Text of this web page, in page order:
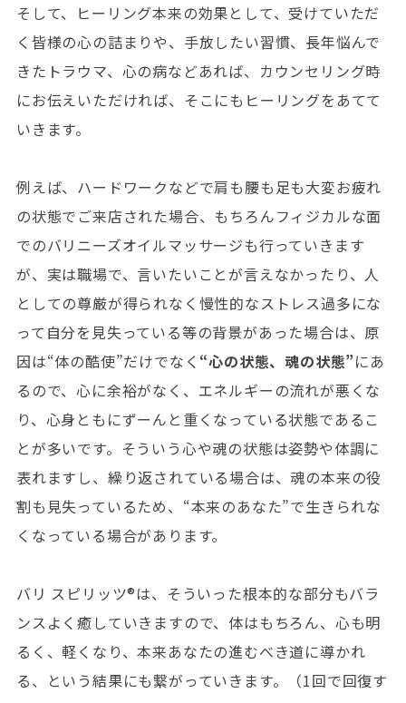
そして、ヒーリング本来の効果として、受けていただ
く皆様の心の詰まりや、手放したい習慣、長年悩んで
きたトラウマ、心の病などあれば、カウンセリング時
にお伝えいただければ、そこにもヒーリングをあてて
いきます。
例えば、ハードワークなどで肩も腰も足も大変お疲れ
の状態でご来店された場合、もちろんフィジカルな面
でのバリニーズオイルマッサージも行っていきます
が、実は職場で、言いたいことが言えなかったり、人
としての尊厳が得られなく慢性的なストレス過多にな
って自分を見失っている等の背景があった場合は、原
因は“体の酷使”だけでなく “心の状態、魂の状態”にあ
るので、心に余裕がなく、エネルギーの流れが悪くな
り、心身ともにずーんと重くなっている状態であるこ
とが多いです。そういう心や魂の状態は姿勢や体調に
表れますし、繰り返されている場合は、魂の本来の役
割も見失っているため、“本来のあなた”で生きられな
くなっている場合があります。
バリ スピリッツ®︎は、そういった根本的な部分もバラ
ンスよく癒していきますので、体はもちろん、心も明
るく、軽くなり、本来あなたの進むべき道に導かれ
る、という結果にも繋がっていきます。（1回で回復す